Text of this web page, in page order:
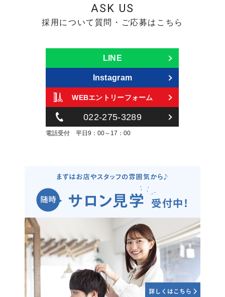
ASK US
採用について質問・ご応募はこちら
LINE
Instagram
WEBエントリーフォーム
022-275-3289
電話受付 平日9：00～17：00